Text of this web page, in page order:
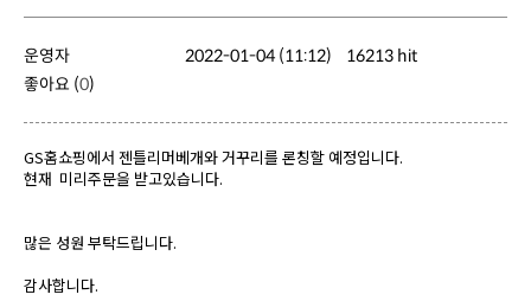
운영자 2022-01-04 (11:12)
16213 hit
좋아요 (0)
GS홈쇼핑에서 젠틀리머베개와 거꾸리를 론칭할 예정입니다.
현재 미리주문을 받고있습니다.
많은 성원 부탁드립니다.
감사합니다.